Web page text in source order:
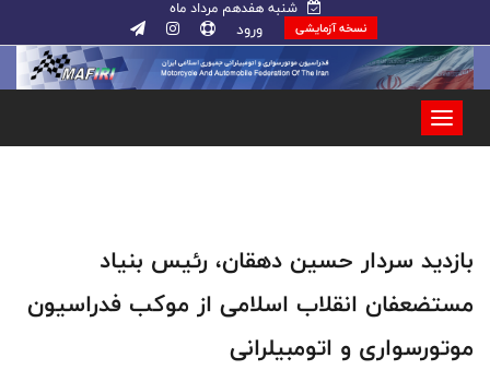
شنبه هفدهم مرداد ماه
نسخه آزمایشی ورود
بازدید سردار حسین دهقان، رئیس بنیاد
مستضعفان انقلاب اسلامی از موکب فدراسیون
موتورسواری و اتومبیلرانی